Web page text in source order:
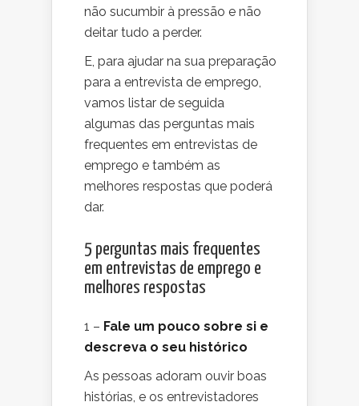
não sucumbir à pressão e não
deitar tudo a perder.
E, para ajudar na sua preparação
para a entrevista de emprego,
vamos listar de seguida
algumas das perguntas mais
frequentes em entrevistas de
emprego e também as
melhores respostas que poderá
dar.
5 perguntas mais frequentes
em entrevistas de emprego e
melhores respostas
1 – Fale um pouco sobre si e
descreva o seu histórico
As pessoas adoram ouvir boas
histórias, e os entrevistadores